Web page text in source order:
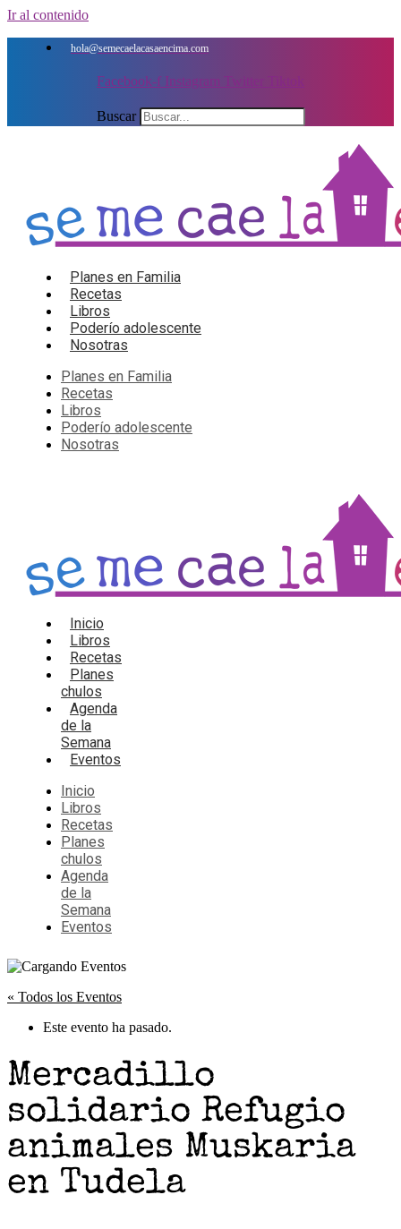
Ir al contenido
hola@semecaelacasaencima.com
Facebook-f Instagram Twitter
Buscar
Planes en Familia
Recetas
Libros
Poderío adolescente
Nosotras
Planes en Familia
Recetas
Libros
Poderío adolescente
Nosotras
Inicio
Libros
Recetas
Planes
chulos
Agenda
de la
Semana
Eventos
Inicio
Libros
Recetas
Planes
chulos
Agenda
de la
Semana
Eventos
« Todos los Eventos
Este evento ha pasado.
Mercadillo
solidario Refugio
animales Muskaria
en Tudela